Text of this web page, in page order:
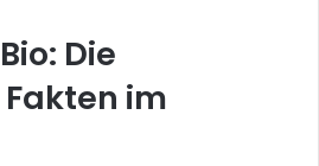
Die
im